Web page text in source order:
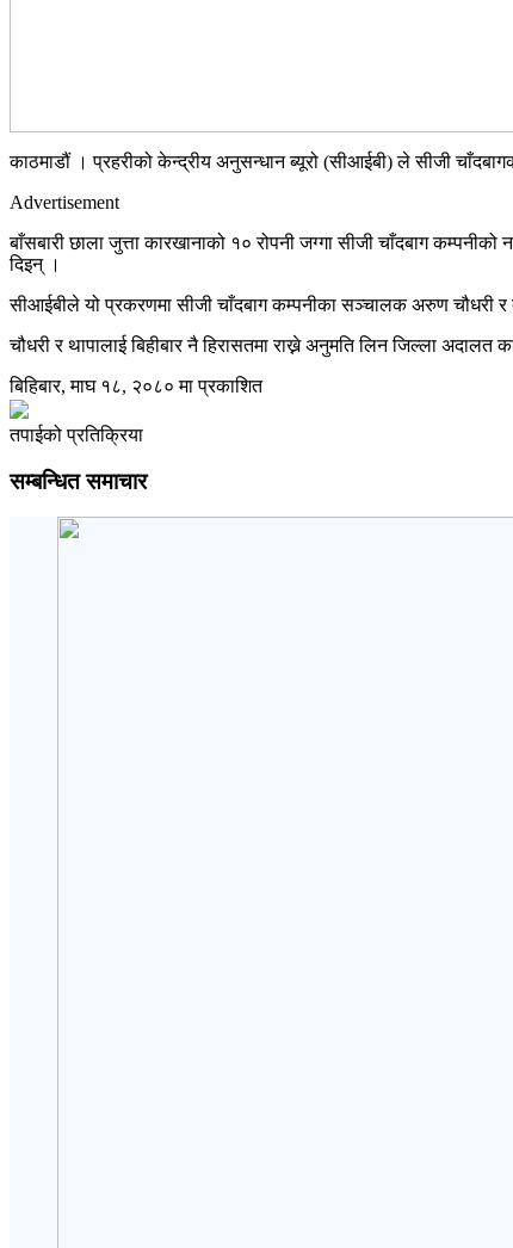
काठमाडौं । प्रहरीको केन्द्रीय अनुसन्धान ब्यूरो (सीआईबी) ले सीजी
Advertisement
बाँसबारी छाला जुत्ता कारखानाको १० रोपनी जग्गा सीजी चाँदबाग
दिइन् ।
सीआईबीले यो प्रकरणमा सीजी चाँदबाग कम्पनीका सञ्चालक अरुण चौधरी र
चौधरी र थापालाई बिहीबार नै हिरासतमा राख्ने अनुमति लिन जिल्ला अदालत
बिहिबार, माघ १८, २०८० मा प्रकाशित
तपाईको प्रतिक्रिया
सम्बन्धित समाचार